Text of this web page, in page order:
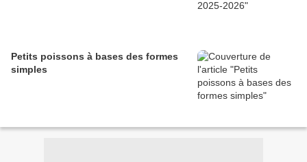
Petits poissons à bases des formes
simples